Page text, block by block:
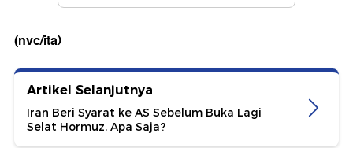
(nvc/ita)
Artikel Selanjutnya
Iran Beri Syarat ke AS Sebelum Buka Lagi
Selat Hormuz, Apa Saja?